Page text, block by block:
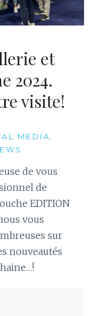
et
2024.
visite!
MEDIA
de vous
de
EDITION
vous
sur
nouveautés